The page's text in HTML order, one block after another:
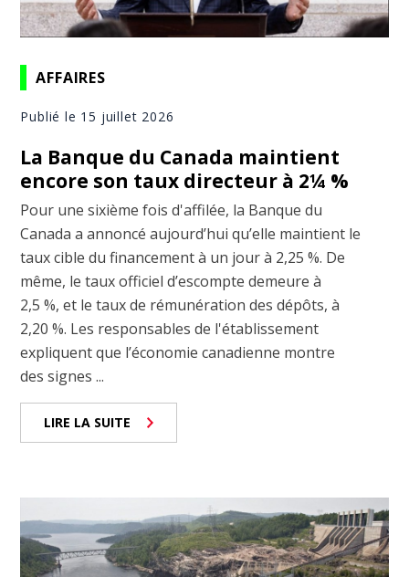
AFFAIRES
Publié le 15 juillet 2026
La Banque du Canada maintient
encore son taux directeur à 2¼ %
Pour une sixième fois d'affilée, la Banque du
Canada a annoncé aujourd’hui qu’elle maintient le
taux cible du financement à un jour à 2,25 %. De
même, le taux officiel d’escompte demeure à
2,5 %, et le taux de rémunération des dépôts, à
2,20 %. Les responsables de l'établissement
expliquent que l’économie canadienne montre
des signes ...
LIRE LA SUITE